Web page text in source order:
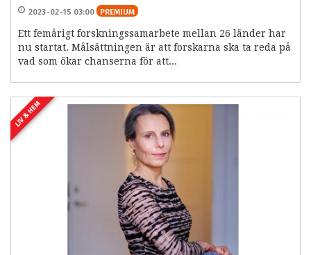
2023-02-15 03:00 PREMIUM
Ett femårigt forskningssamarbete mellan 26 länder har
nu startat. Målsättningen är att forskarna ska ta reda på
vad som ökar chanserna för att...
LIV & HEM